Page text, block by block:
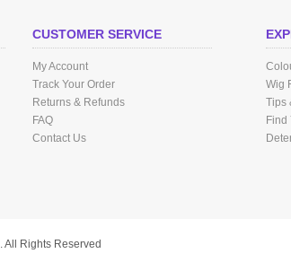
CUSTOMER SERVICE
My Account
Track Your Order
Returns & Refunds
FAQ
Contact Us
Wig
Tips
Find
. All Rights Reserved